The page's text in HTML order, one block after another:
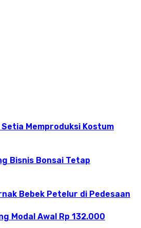
Memproduksi Kostum
Bisnis Bonsai Tetap
Bebek Petelur di Pedesaan
Modal Awal Rp 132.000